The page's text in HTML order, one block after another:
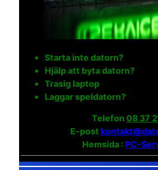
Starta inte datorn?
Hjälp att byta datorn?
Trasig laptop
Laggar speldatorn?
Telefon 08 37
E-post
Hemsida :PC-